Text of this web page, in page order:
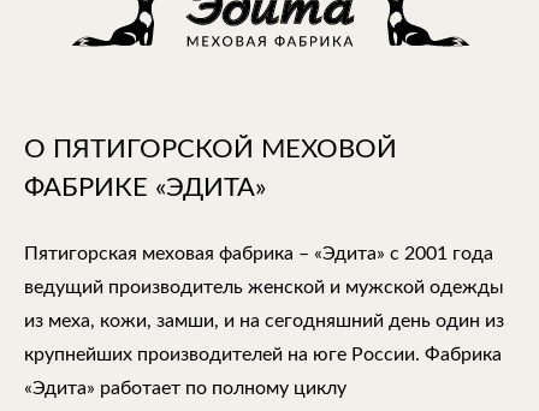
О ПЯТИГОРСКОЙ МЕХОВОЙ
ФАБРИКЕ «ЭДИТА»
Пятигорская меховая фабрика – «Эдита» с 2001 года
ведущий производитель женской и мужской одежды
из меха, кожи, замши, и на сегодняшний день один из
крупнейших производителей на юге России. Фабрика
«Эдита» работает по полному циклу